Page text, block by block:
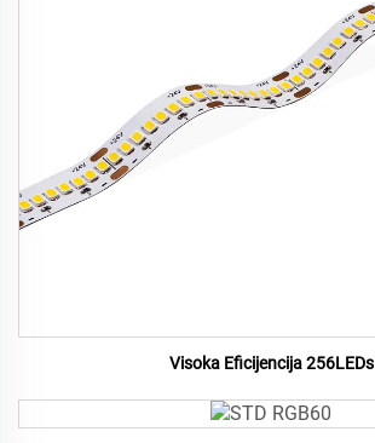
Visoka Eficijencija 256LEDs